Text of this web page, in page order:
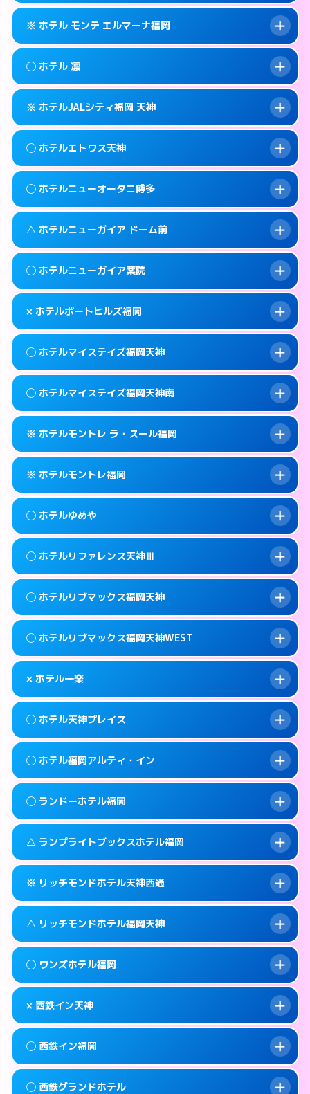
info このホテルの詳細ページを見る →
info このホテルの詳細ページを見る →
案内方法: 状況により派遣できません。
smartphone 092-406-1331
map 福岡市中央区西中洲12-18
info このホテルの詳細ページを見る →
案内方法:
smartphone 092-771-7717
map 福岡市中央区春吉3-14-27
info このホテルの詳細ページを見る →
※ ホテル モンテ エルマーナ福岡
案内方法:カードキーにつきホテルの入り口で
待ち合わせ。
info このホテルの詳細ページを見る →
◯ ホテル 凛
案内方法:
女性が直接お部屋まで伺います。
smartphone 092-718-8300
map 福岡市中央区春吉3-14-14
info このホテルの詳細ページを見る →
※ ホテルJALシティ福岡 天神
案内方法:
カードキーにつきホテルの入り口で
待ち合わせ。
info このホテルの詳細ページを見る →
◯ ホテルエトワス天神
案内方法:
女性が直接お部屋まで伺います。
smartphone 092-737-3233
map 福岡市中央区天神3-5-18
info このホテルの詳細ページを見る →
◯ ホテルニューオータニ博多
案内方法:
女性が直接お部屋まで伺います。
smartphone 092-714-1111
map 福岡市中央区渡辺通1-1-2
info このホテルの詳細ページを見る →
△ ホテルニューガイア ドーム前
案内方法: 状況により派遣できません。
smartphone 092-737-3901
map 福岡市中央区地行1-4-6
info このホテルの詳細ページを見る →
◯ ホテルニューガイア薬院
案内方法:
女性が直接お部屋まで伺います。
smartphone 092-534-4126
map 福岡市中央区大宮1-1-6
info このホテルの詳細ページを見る →
× ホテルポートヒルズ福岡
案内方法:
派遣できません。
smartphone 092-741-3535
map 福岡市中央区西公園14-24
info このホテルの詳細ページを見る →
◯ ホテルマイステイズ福岡天神
案内方法: 女性が直接お部屋まで伺います。
smartphone 092-687-1100
map 福岡市中央区天神3-5-7
info このホテルの詳細ページを見る →
◯ ホテルマイステイズ福岡天神南
案内方法: 女性が直接お部屋まで伺います。
smartphone 092-286-1700
map 福岡市中央区春吉3-14-20
info このホテルの詳細ページを見る →
※ ホテルモントレ ラ・スール福岡
案内方法: カードキーにつきホテルの入り口で
待ち合わせ。
info このホテルの詳細ページを見る →
※ ホテルモントレ福岡
案内方法:
カードキーにつきホテルの入り口で
待ち合わせ。
info このホテルの詳細ページを見る →
◯ ホテルゆめや
案内方法: 女性が直接お部屋まで伺います。
smartphone 092-524-7588
map 福岡市中央区大宮1-1-24
info このホテルの詳細ページを見る →
◯ ホテルリファレンス天神Ⅲ
案内方法: 女性が直接お部屋まで伺います。
smartphone 092-718-3030
map 福岡市中央区天神3-8-10
info このホテルの詳細ページを見る →
◯ ホテルリブマックス福岡天神
案内方法:
smartphone 092-534-1140
map 福岡市中央区清川1-12-17
info このホテルの詳細ページを見る →
◯ ホテルリブマックス福岡天神WEST
案内方法:
女性が直接お部屋まで伺います。
smartphone 092-717-2250
map 福岡市中央区大名2-11-23
info このホテルの詳細ページを見る →
× ホテル一楽
案内方法:
派遣できません。
smartphone 092-531-0561
map 福岡市中央区清川2-5-5
info このホテルの詳細ページを見る →
◯ ホテル天神プレイス
案内方法: 女性が直接お部屋まで伺います。
smartphone 092-733-1234
map 福岡市中央区今泉1-2-23
info このホテルの詳細ページを見る →
◯ ホテル福岡アルティ・イン
案内方法: 女性が直接お部屋まで伺います。
smartphone 092-724-3511
map 福岡市中央区渡辺通5-1-20
info このホテルの詳細ページを見る →
◯ ランドーホテル福岡
案内方法: 女性が直接お部屋まで伺います。
smartphone 092-526-5231
map 福岡市中央区清川1-2-3
info このホテルの詳細ページを見る →
△ ランプライトブックスホテル福岡
案内方法: 女性が直接お部屋まで伺います。
smartphone 092-720-7711
map 福岡市中央区大名1-15-22
info このホテルの詳細ページを見る →
※ リッチモンドホテル天神西通
案内方法: カードキーにつきホテルの入り口で
待ち合わせ。
info このホテルの詳細ページを見る →
△ リッチモンドホテル福岡天神
案内方法:状況により派遣できません。
smartphone 092-739-2055
map 福岡市中央区渡辺通4-8-25
info このホテルの詳細ページを見る →
◯ ワンズホテル福岡
案内方法:女性が直接お部屋まで伺います。
smartphone 092-738-5533
map 福岡市中央区今川1-3-3
× 西鉄イン天神
案内方法: 派遣できません。
◯ 西鉄イン福岡
◯ 西鉄グランドホテル